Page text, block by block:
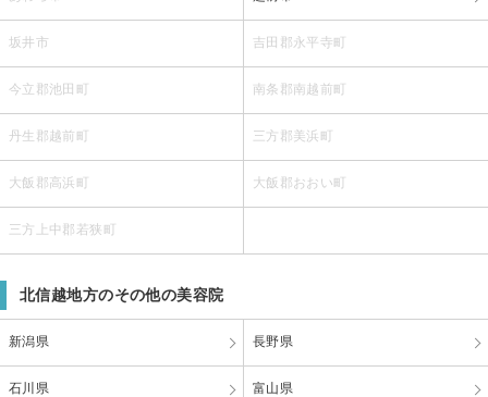
坂井市 吉田郡永平寺町
今立郡池田町 南条郡南越前町
丹生郡越前町 三方郡美浜町
大飯郡高浜町 大飯郡おおい町
三方上中郡若狭町
北信越地方のその他の美容院
新潟県 長野県
石川県 富山県